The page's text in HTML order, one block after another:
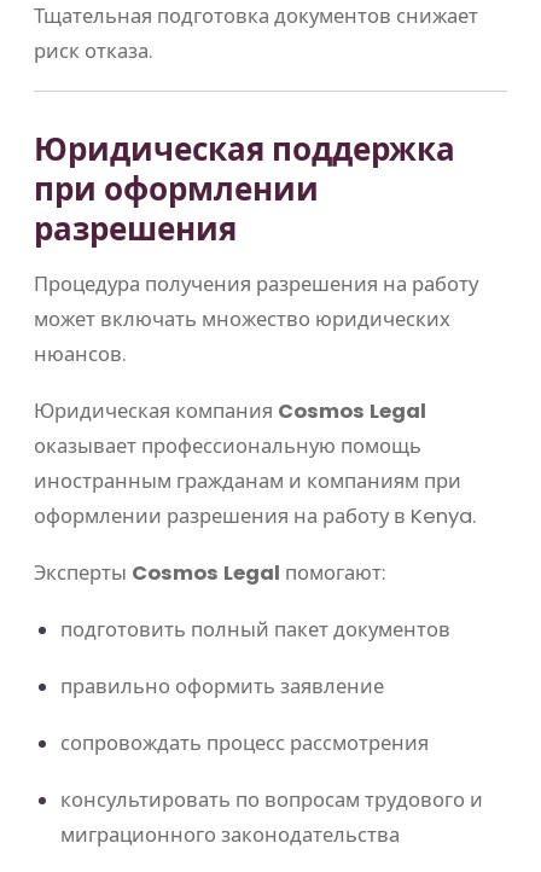
Тщательная подготовка документов снижает
риск отказа.
Юридическая поддержка
при оформлении
разрешения
Процедура получения разрешения на работу
может включать множество юридических
нюансов.
Юридическая компания Cosmos Legal
оказывает профессиональную помощь
иностранным гражданам и компаниям при
оформлении разрешения на работу в Kenya.
Эксперты Cosmos Legal помогают:
подготовить полный пакет документов
правильно оформить заявление
сопровождать процесс рассмотрения
консультировать по вопросам трудового и
миграционного законодательства